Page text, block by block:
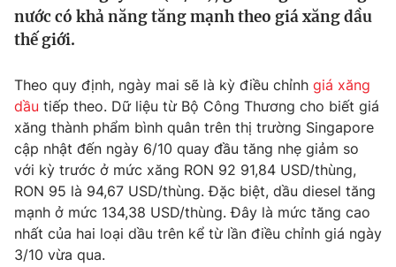
Y tế
Tin tức
Thế giới đó đây
Câu chuyện quốc tế
Kinh tế
Tài chính
Thị trường
Góc doanh nghiệp
Dữ liệu và đời sống
Truyền hình
Phim VTV
nước có khả năng tăng mạnh theo giá xăng dầu
thế giới.
Theo quy định, ngày mai sẽ là kỳ điều chỉnh giá xăng
dầu tiếp theo. Dữ liệu từ Bộ Công Thương cho biết giá
xăng thành phẩm bình quân trên thị trường Singapore
cập nhật đến ngày 6/10 quay đầu tăng nhẹ giảm so
với kỳ trước ở mức xăng RON 92 91,84 USD/thùng,
RON 95 là 94,67 USD/thùng. Đặc biệt, dầu diesel tăng
mạnh ở mức 134,38 USD/thùng. Đây là mức tăng cao
nhất của hai loại dầu trên kể từ lần điều chỉnh giá ngày
3/10 vừa qua.